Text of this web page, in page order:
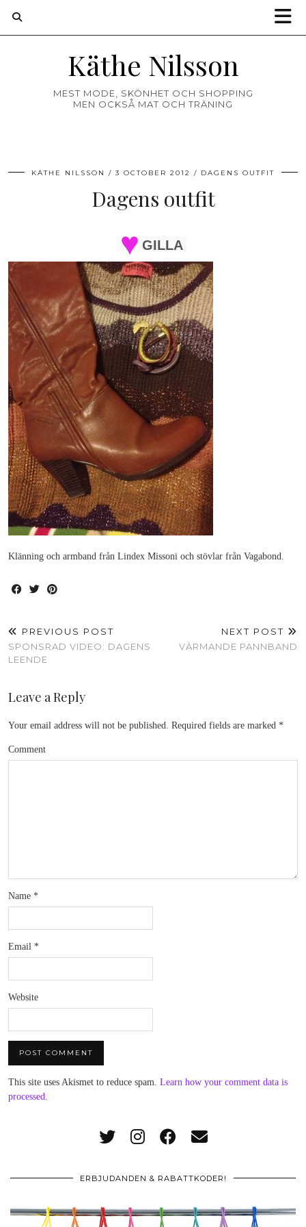
Käthe Nilsson
MEST MODE, SKÖNHET OCH SHOPPING
MEN OCKSÅ MAT OCH TRÄNING
KÄTHE NILSSON 3 OCTOBER 2012 DAGENS OUTFIT
Dagens outfit
GILLA
Klänning och armband från Lindex Missoni och stövlar från Vagabond.
PREVIOUS POST
SPONSRAD VIDEO: DAGENS
LEENDE
NEXT POST
VÄRMANDE PANNBAND
Leave a Reply
Your email address will not be published. Required fields are marked *
Comment
Name *
Email *
Website
This site uses Akismet to reduce spam. Learn how your comment data is
processed.
ERBJUDANDEN & RABATTKODER!